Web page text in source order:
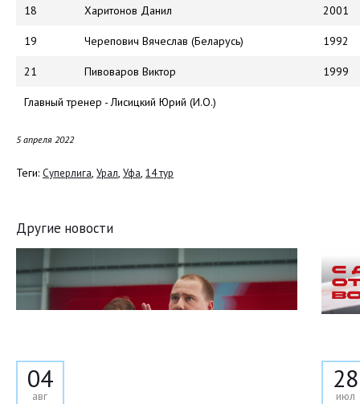
18 Харитонов Данил 2001
19 Черепович Вячеслав (Беларусь) 1992
21 Пивоваров Виктор 1999
Главный тренер - Лисицкий Юрий (И.О.)
5 апреля 2022
Теги: Суперлига, Урал, Уфа, 14 тур
Другие новости
04
авг
28
июл